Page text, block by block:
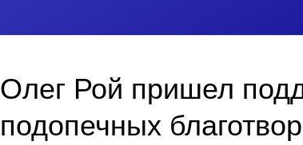
Олег Рой пришел
подопечных